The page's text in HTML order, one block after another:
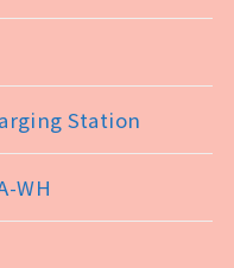
Station
WH